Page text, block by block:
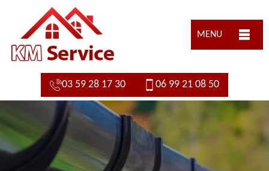
MENU
03 59 28 17 30 06 99 21 08 50